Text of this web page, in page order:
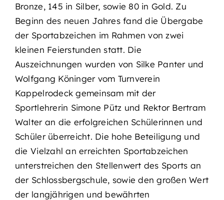
Bronze, 145 in Silber, sowie 80 in Gold. Zu
Beginn des neuen Jahres fand die Übergabe
der Sportabzeichen im Rahmen von zwei
kleinen Feierstunden statt. Die
Auszeichnungen wurden von Silke Panter und
Wolfgang Köninger vom Turnverein
Kappelrodeck gemeinsam mit der
Sportlehrerin Simone Pütz und Rektor Bertram
Walter an die erfolgreichen Schülerinnen und
Schüler überreicht. Die hohe Beteiligung und
die Vielzahl an erreichten Sportabzeichen
unterstreichen den Stellenwert des Sports an
der Schlossbergschule, sowie den großen Wert
der langjährigen und bewährten